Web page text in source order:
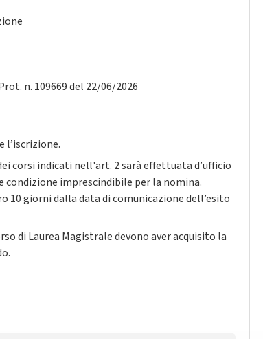
n. 109669 del 22/06/2026
l’iscrizione.
corsi indicati nell'art. 2 sarà effettuata d’ufficio
condizione imprescindibile per la nomina.
10 giorni dalla data di comunicazione dell’esito
di Laurea Magistrale devono aver acquisito la